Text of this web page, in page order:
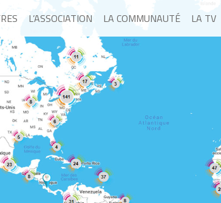
L’ASSOCIATION LA COMMUNAUTÉ LA TV